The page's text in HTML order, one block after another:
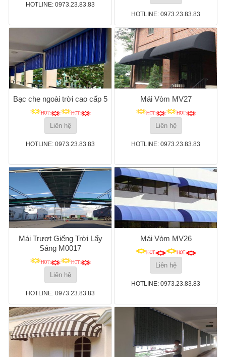
HOTLINE: 0973.23.83.83
HOTLINE: 0973.23.83.83
Bạc che ngoài trời cao cấp 5
Liên hệ
HOTLINE: 0973.23.83.83
Mái Vòm MV27
Liên hệ
HOTLINE: 0973.23.83.83
Mái Trượt Giếng Trời Lấy
Sáng M0017
Liên hệ
HOTLINE: 0973.23.83.83
Mái Vòm MV26
Liên hệ
HOTLINE: 0973.23.83.83